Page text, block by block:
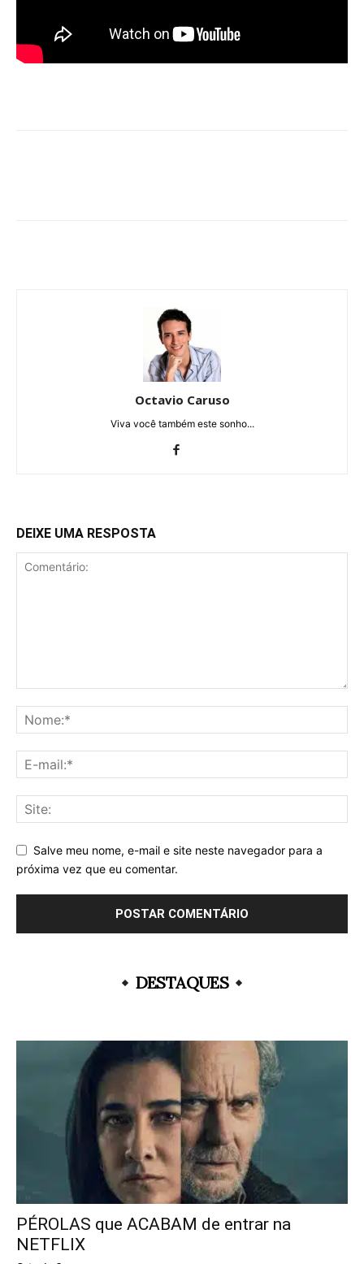
Octavio Caruso
Viva você também este sonho...
DEIXE UMA RESPOSTA
Salve meu nome, e-mail e site neste navegador para a
próxima vez que eu comentar.
DESTAQUES
PÉROLAS que ACABAM de entrar na
NETFLIX